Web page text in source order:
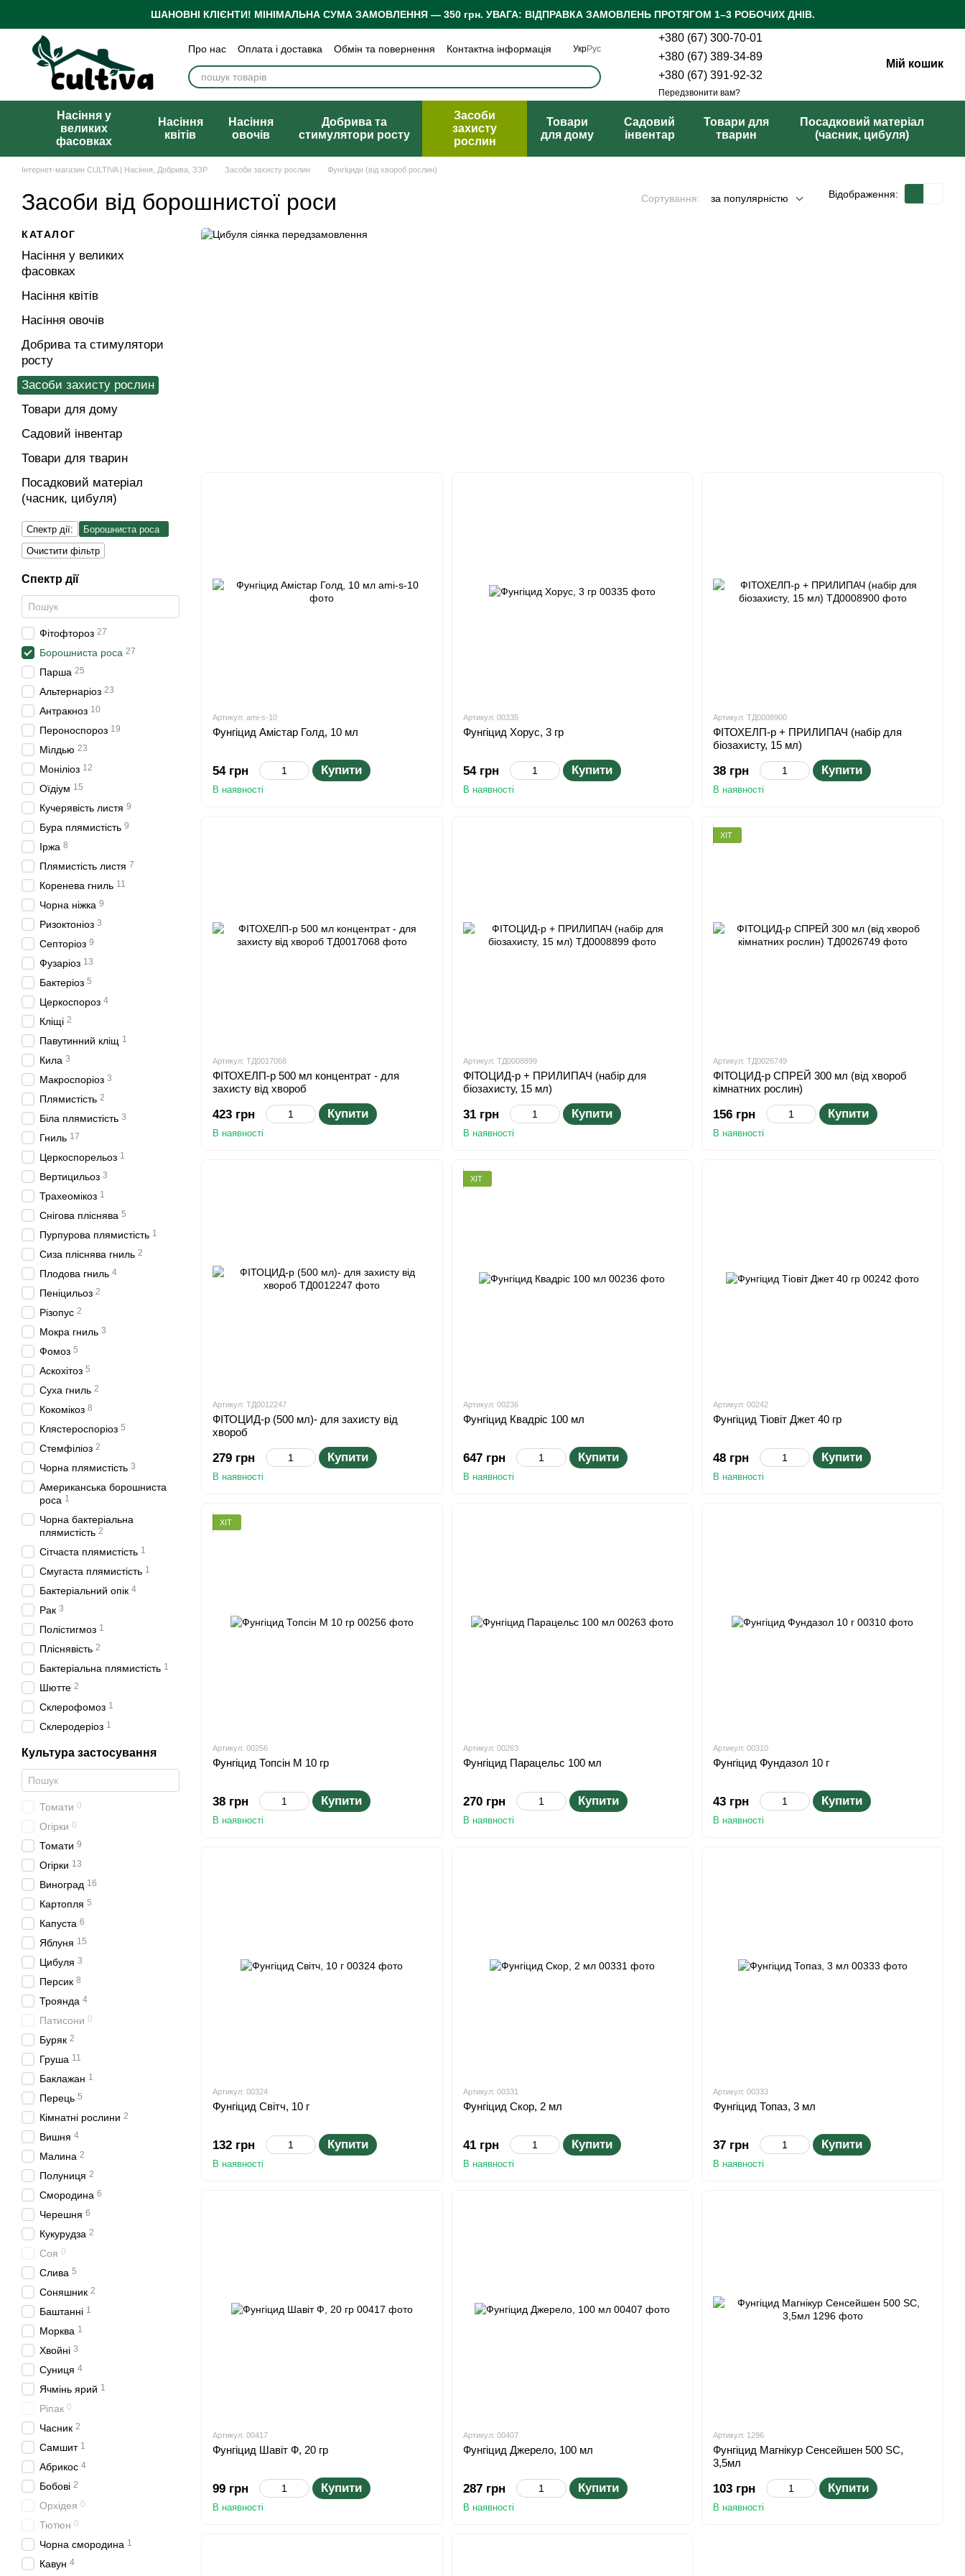
Перейти до основного контентуШАНОВНІ КЛІЄНТИ! МІНІМАЛЬНА СУМА ЗАМОВЛЕННЯ — 350 грн. УВАГА: ВІДПРАВКА ЗАМОВЛЕНЬ ПРОТЯГОМ 1–3 РОБОЧИХ ДНІВ.
Про нас Оплата і доставка Обмін та повернення
Контактна інформація
Бренди
Блог Політика конфіденційності
Відгуки про магазин
Публічна оферта
УкрРус
+380 (67) 300-70-01
+380 (67) 389-34-89
+380 (67) 391-92-32
Передзвонити вам?
Мій кошик
Насіння у
великих
фасовках
Насіння
квітів
Насіння
овочів
Добрива та
стимулятори росту
Засоби
захисту
рослин
Товари
для дому
Садовий
інвентар
Товари для
тварин
Посадковий матеріал
(часник, цибуля)
Інтернет-магазин CULTIVA | Насіння, Добрива, ЗЗР Засоби захисту рослин Фунгіциди (від хвороб рослин)
Засоби від борошнистої роси Сортування: за популярністю Відображення:
Артикул: ami-s-10
Фунгіцид Амістар Голд, 10 мл
54 грн Купити
В наявності
Артикул: 00335
Фунгіцид Хорус, 3 гр
54 грн Купити
В наявності
Артикул: ТД0008900
ФІТОХЕЛП-р + ПРИЛИПАЧ (набір для
біозахисту, 15 мл)
38 грн Купити
В наявності
Артикул: ТД0017068
ФІТОХЕЛП-р 500 мл концентрат - для
захисту від хвороб
423 грн Купити
В наявності
Артикул: ТД0008899
ФІТОЦИД-р + ПРИЛИПАЧ (набір для
біозахисту, 15 мл)
31 грн Купити
В наявності
ХІТ
Артикул: ТД0026749
ФІТОЦИД-р СПРЕЙ 300 мл (від хвороб
кімнатних рослин)
156 грн Купити
В наявності
Артикул: ТД0012247
ФІТОЦИД-р (500 мл)- для захисту від
хвороб
279 грн Купити
В наявності
ХІТ
Артикул: 00236
Фунгіцид Квадріс 100 мл
647 грн Купити
В наявності
Артикул: 00242
Фунгіцид Тіовіт Джет 40 гр
48 грн Купити
В наявності
ХІТ
Артикул: 00256
Фунгіцид Топсін М 10 гр
38 грн Купити
В наявності
Артикул: 00263
Фунгіцид Парацельс 100 мл
270 грн Купити
В наявності
Артикул: 00310
Фунгіцид Фундазол 10 г
43 грн Купити
В наявності
Артикул: 00324
Фунгіцид Світч, 10 г
132 грн Купити
В наявності
Артикул: 00331
Фунгіцид Скор, 2 мл
41 грн Купити
В наявності
Артикул: 00333
Фунгіцид Топаз, 3 мл
37 грн Купити
В наявності
Артикул: 00417
Фунгіцид Шавіт Ф, 20 гр
99 грн Купити
В наявності
Артикул: 00407
Фунгіцид Джерело, 100 мл
287 грн Купити
В наявності
Артикул: 1296
Фунгіцид Магнікур Сенсейшен 500 SC,
3,5мл
103 грн Купити
В наявності
КАТАЛОГ
Насіння у великих
фасовках
Насіння квітів
Насіння овочів
Добрива та стимулятори
росту
Засоби захисту рослин
Товари для дому
Садовий інвентар
Товари для тварин
Посадковий матеріал
(часник, цибуля)
Спектр дії:
Борошниста роса
Очистити фільтр
Спектр дії
Фітофтороз 27
Борошниста роса 27
Парша 25
Альтернаріоз 23
Антракноз 10
Пероноспороз 19
Мілдью 23
Моніліоз 12
Оїдіум 15
Кучерявість листя 9
Бура плямистість 9
Іржа 8
Плямистість листя 7
Коренева гниль 11
Чорна ніжка 9
Ризоктоніоз 3
Септоріоз 9
Фузаріоз 13
Бактеріоз 5
Церкоспороз 4
Кліщі 2
Павутинний кліщ 1
Кила 3
Макроспоріоз 3
Плямистість 2
Біла плямистість 3
Гниль 17
Церкоспорельоз 1
Вертицильоз 3
Трахеомікоз 1
Снігова пліснява 5
Пурпурова плямистість 1
Сиза пліснява гниль 2
Плодова гниль 4
Пеніцильоз 2
Різопус 2
Мокра гниль 3
Фомоз 5
Аскохітоз 5
Суха гниль 2
Кокомікоз 8
Клястероспоріоз 5
Стемфіліоз 2
Чорна плямистість 3
Американська борошниста
роса 1
Чорна бактеріальна
плямистість 2
Сітчаста плямистість 1
Смугаста плямистість 1
Бактеріальний опік 4
Рак 3
Полістигмоз 1
Пліснявість 2
Бактеріальна плямистість 1
Шютте 2
Склерофомоз 1
Склеродеріоз 1
Культура застосування
Томати 0
Огірки 0
Томати 9
Огірки 13
Виноград 16
Картопля 5
Капуста 6
Яблуня 15
Цибуля 3
Персик 8
Троянда 4
Патисони 0
Буряк 2
Груша 11
Баклажан 1
Перець 5
Кімнатні рослини 2
Вишня 4
Малина 2
Полуниця 2
Смородина 6
Черешня 6
Кукурудза 2
Соя 0
Слива 5
Соняшник 2
Баштанні 1
Морква 1
Хвойні 3
Суниця 4
Ячмінь ярий 1
Ріпак 0
Часник 2
Самшит 1
Абрикос 4
Бобові 2
Орхідея 0
Тютюн 0
Чорна смородина 1
Кавун 4